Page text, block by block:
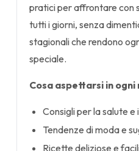
pratici per affrontare con
tutti i giorni, senza
stagionali che rendono
speciale.
Cosa aspettarsi in ogni
Consigli per la salute e
Tendenze di moda e
Ricette deliziose e